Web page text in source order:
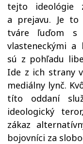
tejto ideológie
a prejavu. Je to
tváre ľuďom s
vlasteneckými a
sú z pohľadu
Ide z ich strany
mediálny lynč.
títo oddaní
ideologický
zákaz
bojovníci za